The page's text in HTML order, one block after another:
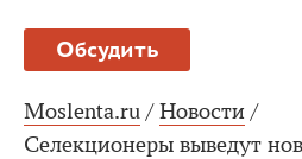
Обсудить
Moslenta.ru / Новости /
Селекционеры выведут